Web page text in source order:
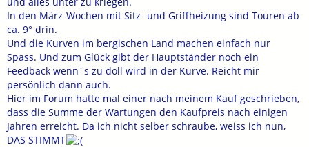
In den März-Wochen mit Sitz- und Griffheizung sind Touren ab
ca. 9° drin.
Und die Kurven im bergischen Land machen einfach nur
Spass. Und zum Glück gibt der Hauptständer noch ein
Feedback wenn´s zu doll wird in der Kurve. Reicht mir
persönlich dann auch.
Hier im Forum hatte mal einer nach meinem Kauf geschrieben,
dass die Summe der Wartungen den Kaufpreis nach einigen
Jahren erreicht. Da ich nicht selber schraube, weiss ich nun,
DAS STIMMT